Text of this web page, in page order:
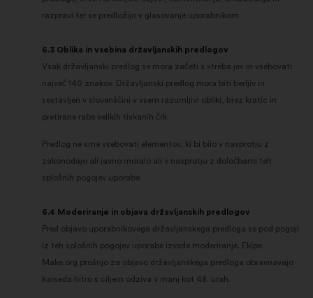
razpravi ter se predložijo v glasovanje uporabnikom.
6.3 Oblika in vsebina državljanskih predlogov
Vsak državljanski predlog se mora začeti s »treba je« in vsebovati
največ 140 znakov. Državljanski predlog mora biti berljiv in
sestavljen v slovenščini v vsem razumljivi obliki, brez kratic in
pretirane rabe velikih tiskanih črk.
Predlog ne sme vsebovati elementov, ki bi bilo v nasprotju z
zakonodajo ali javno moralo ali v nasprotju z določbami teh
splošnih pogojev uporabe.
6.4 Moderiranje in objava državljanskih predlogov
Pred objavo uporabnikovega državljanskega predloga se pod pogoji
iz teh splošnih pogojev uporabe izvede moderiranje. Ekipe
Make.org prošnjo za objavo državljanskega predloga obravnavajo
karseda hitro s ciljem odziva v manj kot 48. urah.